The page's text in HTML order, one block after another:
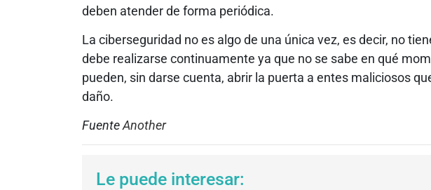
deben atender de forma periódica.
La ciberseguridad no es algo de una única vez, es decir, no
debe realizarse continuamente ya que no se sabe en qué
pueden, sin darse cuenta, abrir la puerta a entes maliciosos
daño.
FuenteAnother
Le puede interesar: